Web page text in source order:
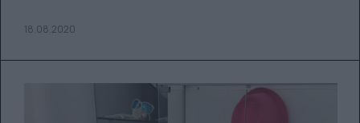
18.08.2020